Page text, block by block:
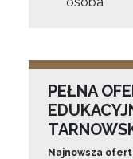
PEŁNA
Najnowsza